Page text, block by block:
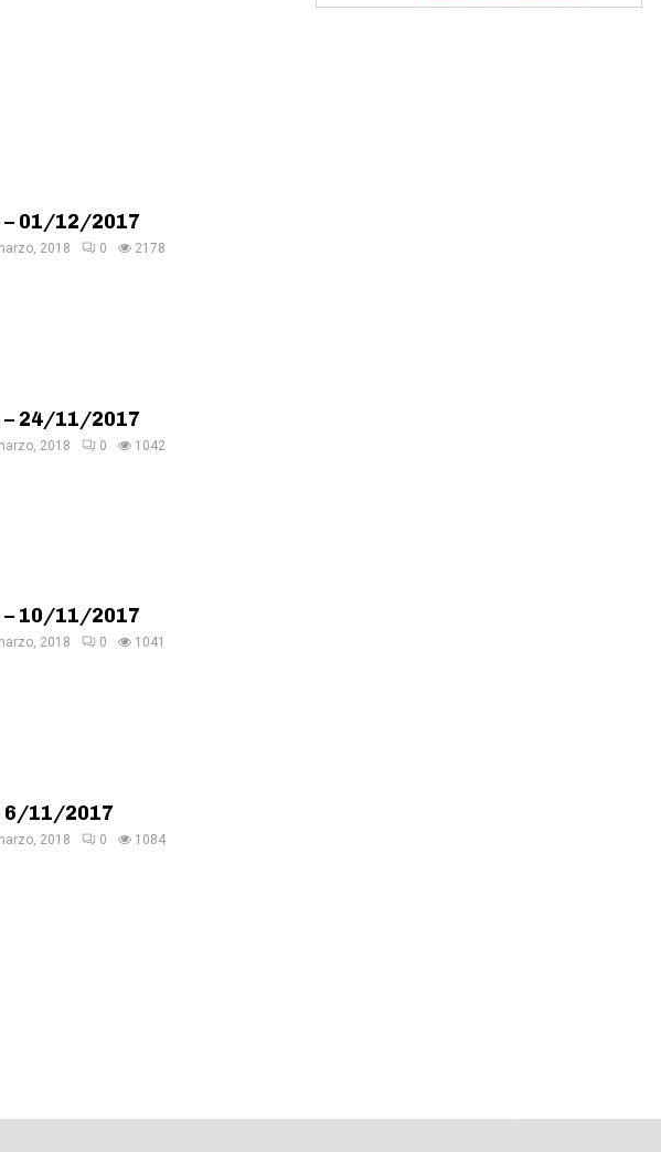
– 01/12/2017
2018 0 2178
– 24/11/2017
2018 0 1042
– 10/11/2017
2018 0 1041
6/11/2017
2018 0 1084